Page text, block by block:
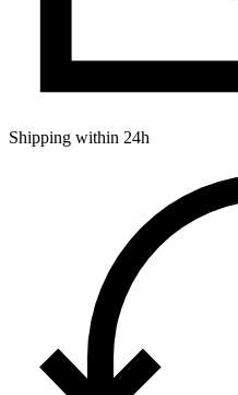
Shipping within 24h